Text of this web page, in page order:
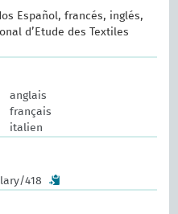
Español, francés, inglés,
d’Etude des Textiles
anglais
français
italien
418